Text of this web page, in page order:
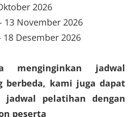
2026
13 November 2026
18 Desember 2026
menginginkan jadwal
berbeda, kami juga dapat
jadwal pelatihan dengan
peserta